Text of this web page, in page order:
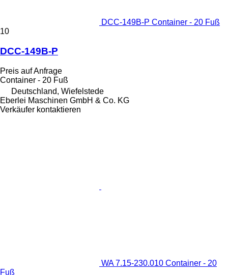
DCC-149B-P Container - 20 Fuß
10
DCC-149B-P
Preis auf Anfrage
Container - 20 Fuß
Deutschland, Wiefelstede
Eberlei Maschinen GmbH & Co. KG
Verkäufer kontaktieren
WA 7.15-230.010 Container - 20
Fuß